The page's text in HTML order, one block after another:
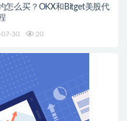
怎么买？OKX和Bitget美股代
07-30 20